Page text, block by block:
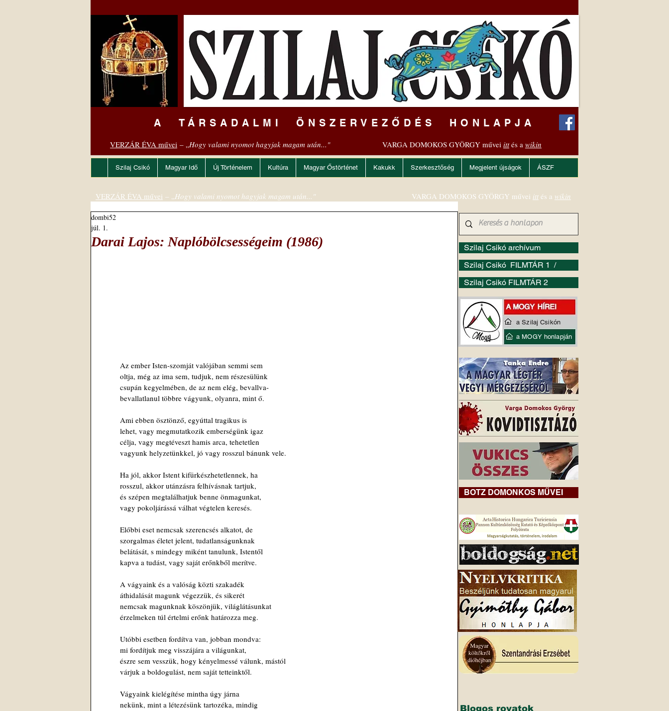
A TÁRSADALMI ÖNSZERVEZŐDÉS HONLAPJA
VERZÁR ÉVA művei – „Hogy valami nyomot hagyjak magam után..." VARGA DOMOKOS GYÖRGY művei ittés a wikin
Szilaj Csikó Magyar Idő Új Történelem Kultúra Magyar Őstörténet Kakukk Szerkesztőség Megjelent újságok ÁSZF
Darai Lajos: Naplóbölcsességeim (1986)
dombi52
júl. 1.
Az ember Isten-szomját valójában semmi sem
oltja, még az ima sem, tudjuk, nem részesülünk
csupán kegyelmében, de az nem elég, bevallva-
bevallatlanul többre vágyunk, olyanra, mint ő.
Ami ebben ösztönző, egyúttal tragikus is
lehet, vagy megmutatkozik emberségünk igaz
célja, vagy megtéveszt hamis arca, tehetetlen
vagyunk helyzetünkkel, jó vagy rosszul bánunk vele.
Ha jól, akkor Istent kifürkészhetetlennek, ha
rosszul, akkor utánzásra felhívásnak tartjuk,
és szépen megtalálhatjuk benne önmagunkat,
vagy pokoljárássá válhat végtelen keresés.
Előbbi eset nemcsak szerencsés alkatot, de
szorgalmas életet jelent, tudatlanságunknak
belátását, s mindegy miként tanulunk, Istentől
kapva a tudást, vagy saját erőnkből merítve.
A vágyaink és a valóság közti szakadék
áthidalását magunk végezzük, és sikerét
nemcsak magunknak köszönjük, világlátásunkat
érzelmeken túl értelmi erőnk határozza meg.
Utóbbi esetben fordítva van, jobban mondva:
mi fordítjuk meg visszájára a világunkat,
észre sem vesszük, hogy kényelmessé válunk, mástól
várjuk a boldogulást, nem saját tetteinktől.
Vágyaink kielégítése mintha úgy járna
nekünk, mint a létezésünk tartozéka, mindig
Szilaj Csikó archívum
Szilaj Csikó FILMTÁR 1 /
Szilaj Csikó FILMTÁR 2
VERZÁR ÉVA művei – „Hogy valami nyomot hagyjak magam után..." VARGA DOMOKOS GYÖRGY művei itt és a wikin
BOTZ DOMONKOS MŰVEI
Blogos rovatok
a Szilaj Csikón
a MOGY honlapján